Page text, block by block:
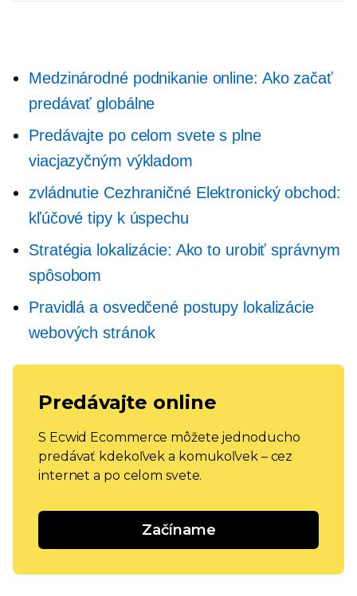
Medzinárodné podnikanie online: Ako začať
predávať globálne
Predávajte po celom svete s plne
viacjazyčným výkladom
zvládnutie CezhraničnéElektronický obchod:
kľúčové tipy k úspechu
Stratégia lokalizácie: Ako to urobiť správnym
spôsobom
Pravidlá a osvedčené postupy lokalizácie
webových stránok
Predávajte online
S Ecwid Ecommerce môžete jednoducho
predávať kdekoľvek a komukoľvek – cez
internet a po celom svete.
Začíname